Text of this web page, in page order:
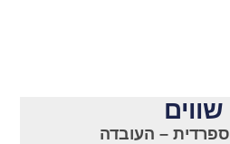
– העובדה